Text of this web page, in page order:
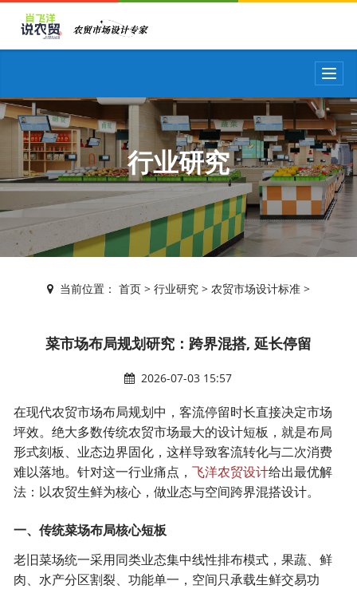
T
o
g
g
l
e
n
a
v
i
g
行业研究
当前位置： 首页> 行业研究> 农贸市场设计标准>
菜市场布局规划研究：跨界混搭, 延长停留
2026-07-03 15:57
在现代农贸市场布局规划中，客流停留时长直接决定市场
坪效。绝大多数传统农贸市场最大的设计短板，就是布局
形式刻板、业态边界固化，这样导致客流转化与二次消费
难以落地。针对这一行业痛点，飞洋农贸设计给出最优解
法：以农贸生鲜为核心，做业态与空间跨界混搭设计。
一、传统菜场布局核心短板
老旧菜场统一采用同类业态集中线性排布模式，果蔬、鲜
肉、水产分区割裂、功能单一，空间只承载生鲜交易功